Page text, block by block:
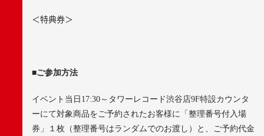
＜特典券＞
■ご参加方法
イベント当日 17:30 ～タワーレコード渋谷店9F特設カウンタ
ーにて対象商品をご予約されたお客様に「整理番号付入場
券」１枚（整理番号はランダムでのお渡し）と、ご予約代金